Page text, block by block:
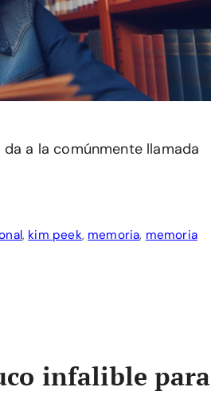
a la comúnmente llamada
, kim peek, memoria, memoria
infalible para